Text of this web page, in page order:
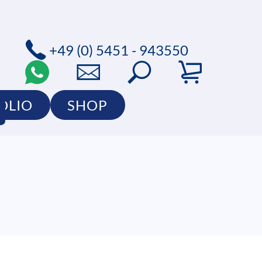
SHOP
+49 (0) 5451 - 943550